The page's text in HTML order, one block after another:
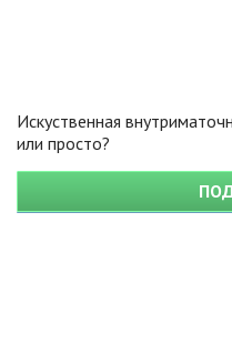
Искуственная
или просто?